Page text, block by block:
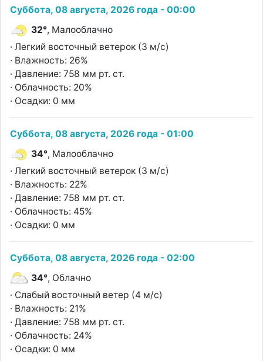
Суббота, 08 августа, 2026 года - 00:00
32°, Малооблачно
· Легкий восточный ветерок (3 м/с)
· Влажность: 26%
· Давление: 758 мм рт. ст.
· Облачность: 20%
· Осадки: 0 мм
Суббота, 08 августа, 2026 года - 01:00
34°, Малооблачно
· Легкий восточный ветерок (3 м/с)
· Влажность: 22%
· Давление: 758 мм рт. ст.
· Облачность: 45%
· Осадки: 0 мм
Суббота, 08 августа, 2026 года - 02:00
34°, Облачно
· Слабый восточный ветер (4 м/с)
· Влажность: 21%
· Давление: 758 мм рт. ст.
· Облачность: 24%
· Осадки: 0 мм